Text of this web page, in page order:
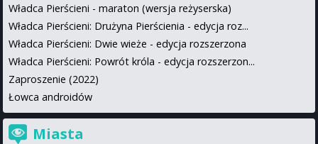
Władca Pierścieni - maraton (wersja reżyserska)
Władca Pierścieni: Drużyna Pierścienia - edycja roz...
Władca Pierścieni: Dwie wieże - edycja rozszerzona
Władca Pierścieni: Powrót króla - edycja rozszerzon...
Zaproszenie (2022)
Łowca androidów
Miasta